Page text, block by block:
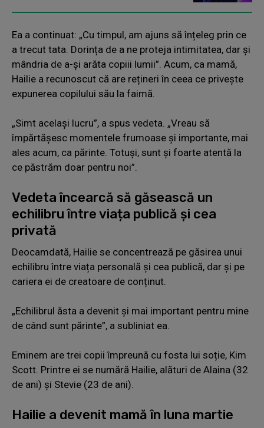
Ea a continuat: „Cu timpul, am ajuns să înțeleg prin ce
a trecut tata. Dorința de a ne proteja intimitatea, dar și
mândria de a-și arăta copiii lumii”. Acum, ca mamă,
Hailie a recunoscut că are rețineri în ceea ce privește
expunerea copilului său la faimă.
„Simt același lucru”, a spus vedeta. „Vreau să
împărtășesc momentele frumoase și importante, mai
ales acum, ca părinte. Totuși, sunt și foarte atentă la
ce păstrăm doar pentru noi”.
Vedeta încearcă să găsească un
echilibru între viața publică și cea
privată
Deocamdată, Hailie se concentrează pe găsirea unui
echilibru între viața personală și cea publică, dar și pe
cariera ei de creatoare de conținut.
„Echilibrul ăsta a devenit și mai important pentru mine
de când sunt părinte”, a subliniat ea.
Eminem are trei copii împreună cu fosta lui soție, Kim
Scott. Printre ei se numără Hailie, alături de Alaina (32
de ani) și Stevie (23 de ani).
Hailie a devenit mamă în luna martie